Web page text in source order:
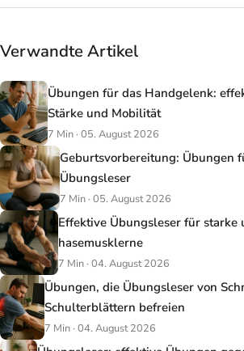
Verwandte Artikel
Übungen für das Handgelenk:
Stärke und Mobilität
7 Min · 05. August 2026
Geburtsvorbereitung: Übungen
Übungsleser
7 Min · 05. August 2026
Effektive Übungsleser für starke
hasemusklerne
7 Min · 04. August 2026
Übungen, die Übungsleser von
Schulterblättern befreien
7 Min · 04. August 2026